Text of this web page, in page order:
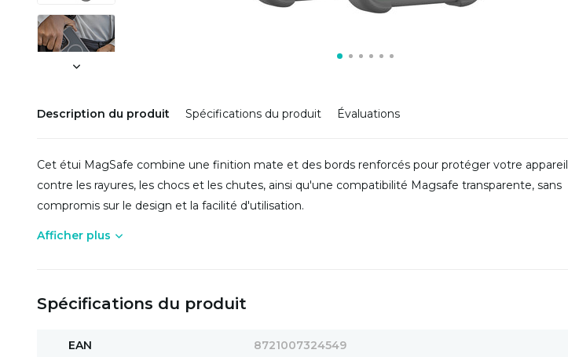
Description du produit Spécifications du produit Évaluations
Cet étui MagSafe combine une finition mate et des bords renforcés pour protéger votre appareil
contre les rayures, les chocs et les chutes, ainsi qu'une compatibilité Magsafe transparente, sans
compromis sur le design et la facilité d'utilisation.
Afficher plus
Spécifications du produit
EAN 8721007324549